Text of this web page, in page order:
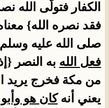
الكفار فتولّى الله
فقد نصره الله}
صلى الله عليه
فعل الله به النصر
من مكة فخرج يريد
يعني أنهكان هو وأبو